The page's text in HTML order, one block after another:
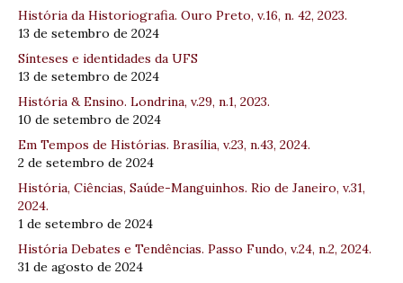
História da Historiografia. Ouro Preto, v.16, n. 42, 2023.
13 de setembro de 2024
Sínteses e identidades da UFS
13 de setembro de 2024
História & Ensino. Londrina, v.29, n.1, 2023.
10 de setembro de 2024
Em Tempos de Histórias. Brasília, v.23, n.43, 2024.
2 de setembro de 2024
História, Ciências, Saúde-Manguinhos. Rio de Janeiro, v.31,
2024.
1 de setembro de 2024
História Debates e Tendências. Passo Fundo, v.24, n.2, 2024.
31 de agosto de 2024